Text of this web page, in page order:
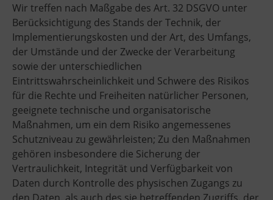
Wir treffen nach Maßgabe des Art. 32 DSGVO unter
Berücksichtigung des Stands der Technik, der
Implementierungskosten und der Art, des Umfangs,
der Umstände und der Zwecke der Verarbeitung
sowie der unterschiedlichen
Eintrittswahrscheinlichkeit und Schwere des Risikos
für die Rechte und Freiheiten natürlicher Personen,
geeignete technische und organisatorische
Maßnahmen, um ein dem Risiko angemessenes
Schutzniveau zu gewährleisten; Zu den Maßnahmen
gehören insbesondere die Sicherung der
Vertraulichkeit, Integrität und Verfügbarkeit von
Daten durch Kontrolle des physischen Zugangs zu
den Daten, als auch des sie betreffenden Zugriffs, der